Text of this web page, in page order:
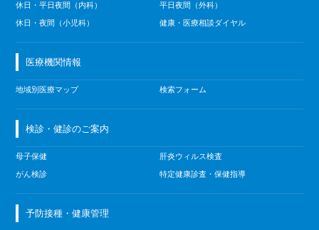
休日・平日夜間（内科）
休日・夜間（小児科）
平日夜間（外科）
健康・医療相談ダイヤル
医療機関情報
地域別医療マップ 検索フォーム
検診・健診のご案内
母子保健
がん検診
肝炎ウィルス検査
特定健康診査・保健指導
予防接種・健康管理